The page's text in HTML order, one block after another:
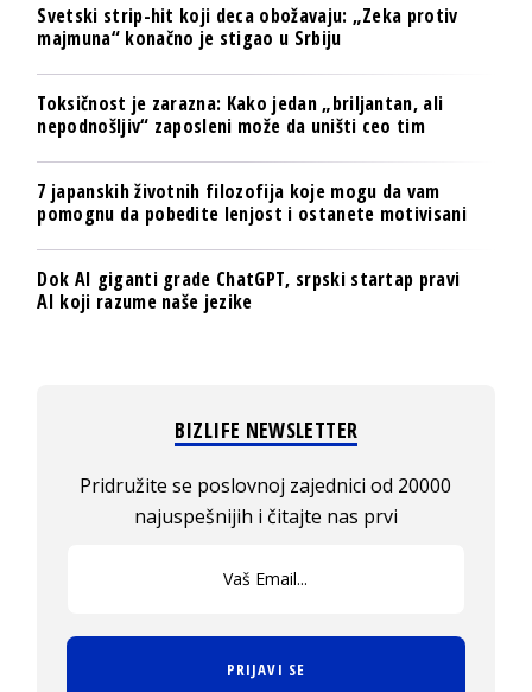
Svetski strip-hit koji deca obožavaju: „Zeka protiv
majmuna“ konačno je stigao u Srbiju
Toksičnost je zarazna: Kako jedan „briljantan, ali
nepodnošljiv“ zaposleni može da uništi ceo tim
7 japanskih životnih filozofija koje mogu da vam
pomognu da pobedite lenjost i ostanete motivisani
Dok AI giganti grade ChatGPT, srpski startap pravi
AI koji razume naše jezike
BIZLIFE NEWSLETTER
Pridružite se poslovnoj zajednici od 20000
najuspešnijih i čitajte nas prvi
PRIJAVI SE